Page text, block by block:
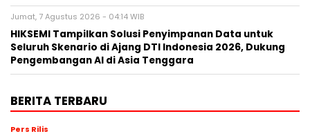
Jumat, 7 Agustus 2026 - 04:14 WIB
HIKSEMI Tampilkan Solusi Penyimpanan Data untuk
Seluruh Skenario di Ajang DTI Indonesia 2026, Dukung
Pengembangan AI di Asia Tenggara
BERITA TERBARU
Pers Rilis